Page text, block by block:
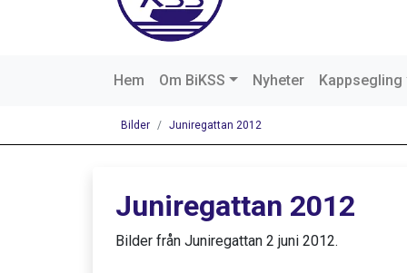
Hem Om BiKSS Nyheter Kappsegling
Bilder Juniregattan 2012
Juniregattan 2012
Bilder från Juniregattan 2 juni 2012.